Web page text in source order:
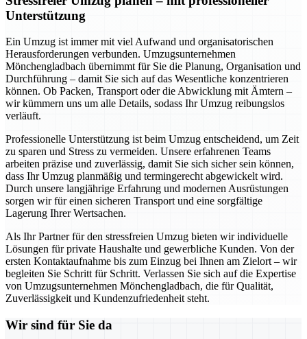
Unterstützung
Ein Umzug ist immer mit viel Aufwand und organisatorischen
Herausforderungen verbunden. Umzugsunternehmen
Mönchengladbach übernimmt für Sie die Planung, Organisation und
Durchführung – damit Sie sich auf das Wesentliche konzentrieren
können. Ob Packen, Transport oder die Abwicklung mit Ämtern –
wir kümmern uns um alle Details, sodass Ihr Umzug reibungslos
verläuft.
Professionelle Unterstützung ist beim Umzug entscheidend, um Zeit
zu sparen und Stress zu vermeiden. Unsere erfahrenen Teams
arbeiten präzise und zuverlässig, damit Sie sich sicher sein können,
dass Ihr Umzug planmäßig und termingerecht abgewickelt wird.
Durch unsere langjährige Erfahrung und modernen Ausrüstungen
sorgen wir für einen sicheren Transport und eine sorgfältige
Lagerung Ihrer Wertsachen.
Als Ihr Partner für den stressfreien Umzug bieten wir individuelle
Lösungen für private Haushalte und gewerbliche Kunden. Von der
ersten Kontaktaufnahme bis zum Einzug bei Ihnen am Zielort – wir
begleiten Sie Schritt für Schritt. Verlassen Sie sich auf die Expertise
von Umzugsunternehmen Mönchengladbach, die für Qualität,
Zuverlässigkeit und Kundenzufriedenheit steht.
Wir sind für Sie da